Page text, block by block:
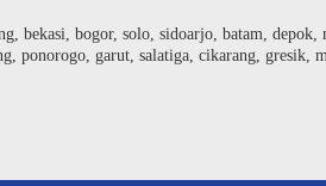
bogor, solo, sidoarjo, batam, depok,
ponorogo, garut, salatiga, cikarang, gresik,